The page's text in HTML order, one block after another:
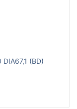
(BD)